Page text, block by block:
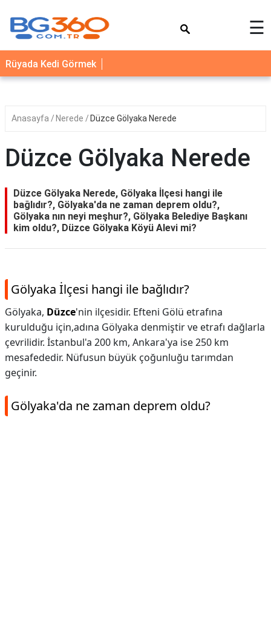
YEMEK
TARİFLERİ
SAĞLIK
☰
Rüyada Kedi Görmek
Anasayfa Nerede Düzce Gölyaka Nerede
Düzce Gölyaka Nerede
Düzce Gölyaka Nerede, Gölyaka İlçesi hangi ile
bağlıdır?, Gölyaka'da ne zaman deprem oldu?,
Gölyaka nın neyi meşhur?, Gölyaka Belediye Başkanı
kim oldu?, Düzce Gölyaka Köyü Alevi mi?
Gölyaka İlçesi hangi ile bağlıdır?
Gölyaka, Düzce'nin ilçesidir. Efteni Gölü etrafına
kurulduğu için,adına Gölyaka denmiştir ve etrafı dağlarla
çevrilidir. İstanbul'a 200 km, Ankara'ya ise 250 km
mesafededir. Nüfusun büyük çoğunluğu tarımdan
geçinir.
Gölyaka'da ne zaman deprem oldu?